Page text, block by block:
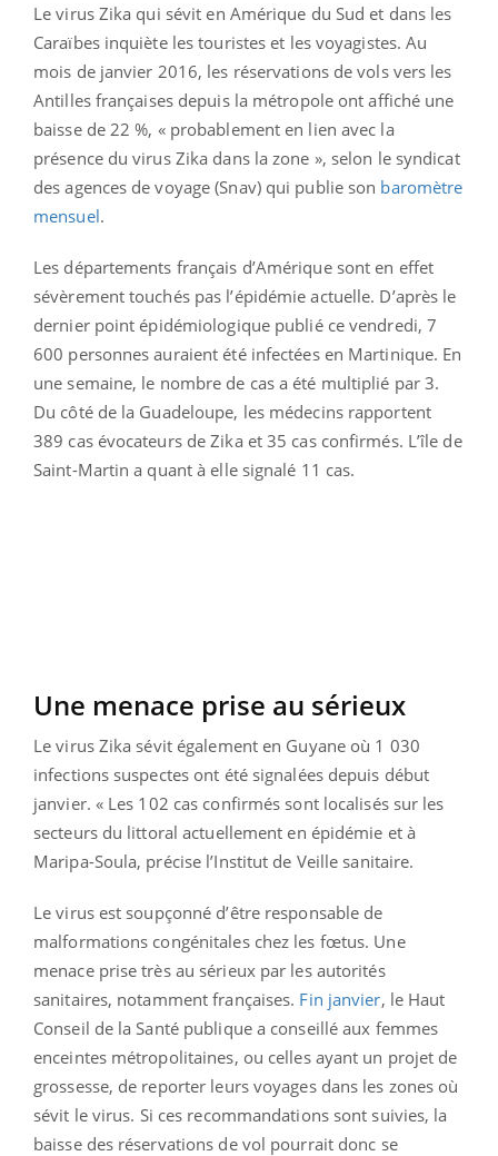
Le virus Zika qui sévit en Amérique du Sud et dans les
Caraïbes inquiète les touristes et les voyagistes. Au
mois de janvier 2016, les réservations de vols vers les
Antilles françaises depuis la métropole ont affiché une
baisse de 22 %, « probablement en lien avec la
présence du virus Zika dans la zone », selon le syndicat
des agences de voyage (Snav) qui publie son baromètre
mensuel.
Les départements français d’Amérique sont en effet
sévèrement touchés pas l’épidémie actuelle. D’après le
dernier point épidémiologique publié ce vendredi, 7
600 personnes auraient été infectées en Martinique. En
une semaine, le nombre de cas a été multiplié par 3.
Du côté de la Guadeloupe, les médecins rapportent
389 cas évocateurs de Zika et 35 cas confirmés. L’île de
Saint-Martin a quant à elle signalé 11 cas.
Une menace prise au sérieux
Le virus Zika sévit également en Guyane où 1 030
infections suspectes ont été signalées depuis début
janvier. « Les 102 cas confirmés sont localisés sur les
secteurs du littoral actuellement en épidémie et à
Maripa-Soula, précise l’Institut de Veille sanitaire.
Le virus est soupçonné d’être responsable de
malformations congénitales chez les fœtus. Une
menace prise très au sérieux par les autorités
sanitaires, notamment françaises. Fin janvier, le Haut
Conseil de la Santé publique a conseillé aux femmes
enceintes métropolitaines, ou celles ayant un projet de
grossesse, de reporter leurs voyages dans les zones où
sévit le virus. Si ces recommandations sont suivies, la
baisse des réservations de vol pourrait donc se